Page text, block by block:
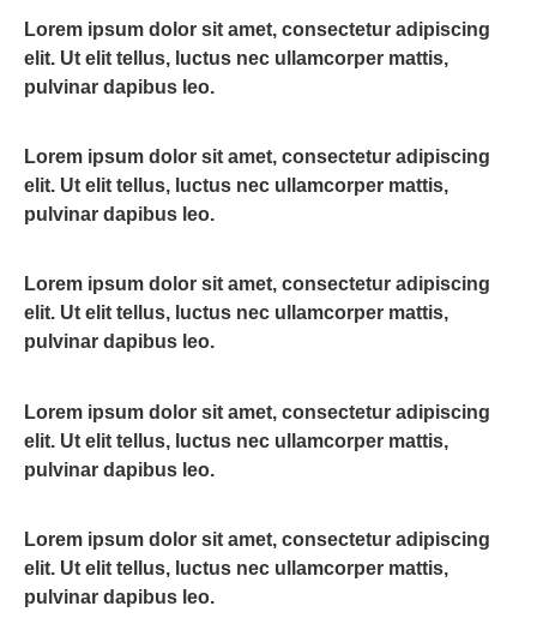
Lorem ipsum dolor sit amet, consectetur adipiscing
elit. Ut elit tellus, luctus nec ullamcorper mattis,
pulvinar dapibus leo.
Lorem ipsum dolor sit amet, consectetur adipiscing
elit. Ut elit tellus, luctus nec ullamcorper mattis,
pulvinar dapibus leo.
Lorem ipsum dolor sit amet, consectetur adipiscing
elit. Ut elit tellus, luctus nec ullamcorper mattis,
pulvinar dapibus leo.
Lorem ipsum dolor sit amet, consectetur adipiscing
elit. Ut elit tellus, luctus nec ullamcorper mattis,
pulvinar dapibus leo.
Lorem ipsum dolor sit amet, consectetur adipiscing
elit. Ut elit tellus, luctus nec ullamcorper mattis,
pulvinar dapibus leo.